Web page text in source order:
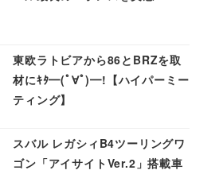
東欧ラトビアから86とBRZを取
材にｷﾀ━(ﾟ∀ﾟ)━!【ハイパーミー
ティング】
スバル レガシィB4ツーリングワ
ゴン「アイサイトVer.2」搭載車